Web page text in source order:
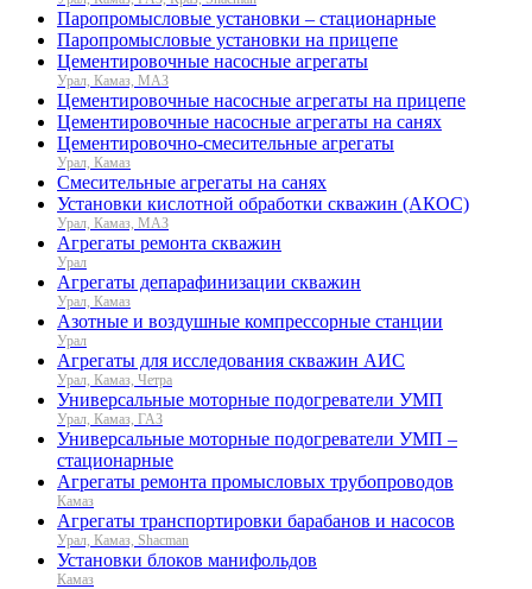
Паропромысловые установки – стационарные
Паропромысловые установки на прицепе
Цементировочные насосные агрегаты
Урал, Камаз, МАЗ
Цементировочные насосные агрегаты на прицепе
Цементировочные насосные агрегаты на санях
Цементировочно-смесительные агрегаты
Урал, Камаз
Смесительные агрегаты на санях
Установки кислотной обработки скважин (АКОС)
Урал, Камаз, МАЗ
Агрегаты ремонта скважин
Урал
Агрегаты депарафинизации скважин
Урал, Камаз
Азотные и воздушные компрессорные станции
Урал
Агрегаты для исследования скважин АИС
Урал, Камаз, Четра
Универсальные моторные подогреватели УМП
Урал, Камаз, ГАЗ
Универсальные моторные подогреватели УМП –
стационарные
Агрегаты ремонта промысловых трубопроводов
Камаз
Агрегаты транспортировки барабанов и насосов
Урал, Камаз, Shacman
Установки блоков манифольдов
Камаз